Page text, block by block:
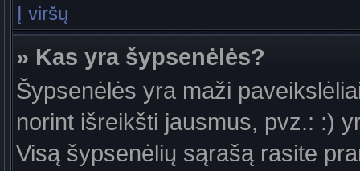
Į viršų
» Kas yra šypsenėlės?
Šypsenėlės yra maži
norint išreikšti jausmus, pvz.: :)
Visą šypsenėlių sąrašą rasite